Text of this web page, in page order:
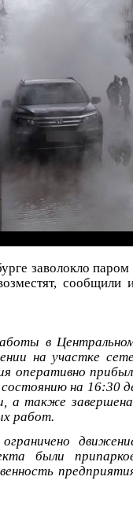
заволокло
в
на участке
оперативно
на 16:30
а также
работ.
ограничено
были